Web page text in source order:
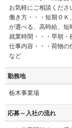
お気軽にご相談くださ
働き方・・・短期ＯＫ
が選べる、高時給、短
就業時間・・・早朝・
仕事内容・・・荷物の
など
勤務地
栃木事業場
応募～入社の流れ